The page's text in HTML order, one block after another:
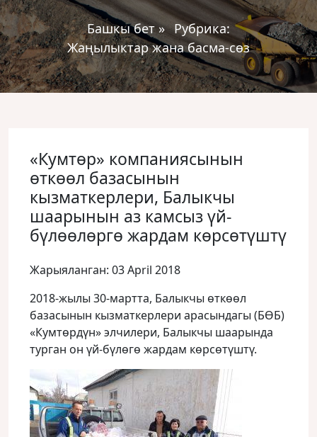
Башкы бет» Рубрика:
Жаңылыктар жана басма-сөз
«Кумтөр» компаниясынын
өткөөл базасынын
кызматкерлери, Балыкчы
шаарынын аз камсыз үй-
бүлөөлөргө жардам көрсөтүштү
Жарыяланган: 03 April 2018
2018-жылы 30-мартта, Балыкчы өткөөл
базасынын кызматкерлери арасындагы (БӨБ)
«Кумтөрдүн» элчилери, Балыкчы шаарында
турган он үй-бүлөгө жардам көрсөтүштү.